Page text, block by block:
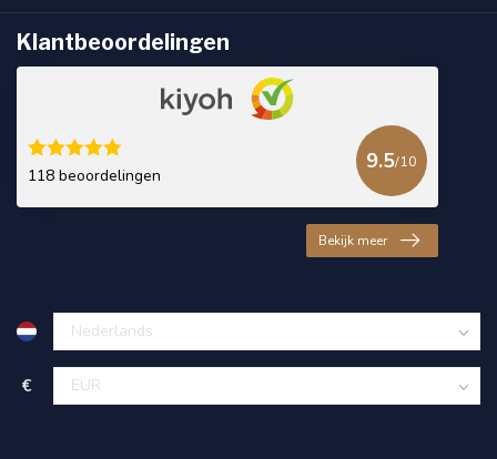
Klantbeoordelingen
118 beoordelingen
9.5/10
Bekijk meer
€